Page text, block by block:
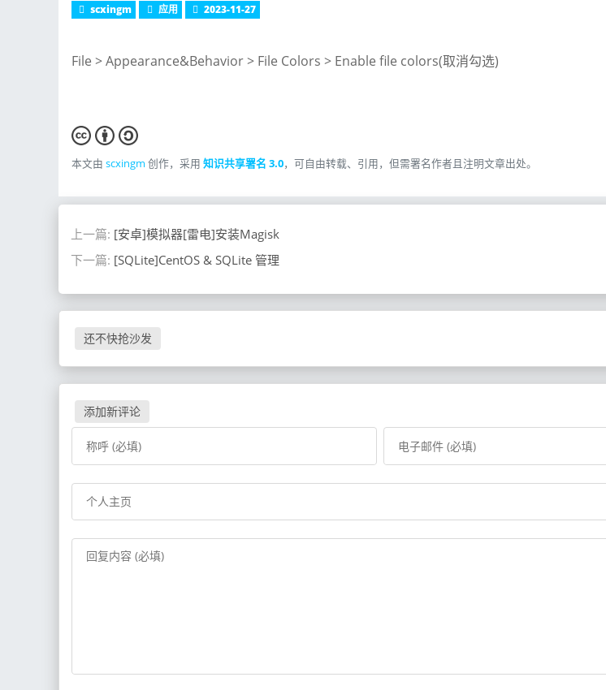
scxingm 应用 2023-11-27
File > Appearance&Behavior > File Colors > Enable file colors(取消勾选)
本文由 scxingm 创作，采用 知识共享署名 3.0，可自由转载、引用，但需署名作者且注明文章出处。
上一篇: [安卓]模拟器[雷电]安装Magisk
下一篇: [SQLite]CentOS & SQLite 管理
还不快抢沙发
添加新评论